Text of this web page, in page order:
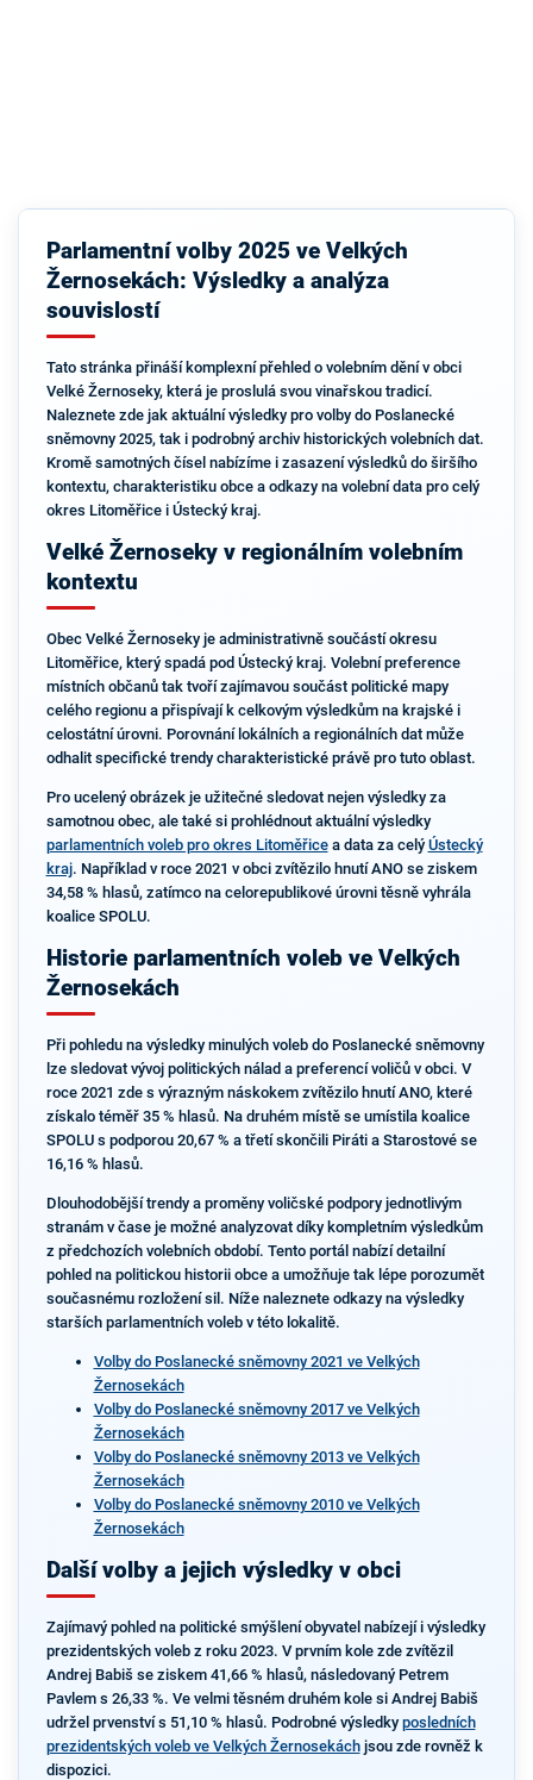
Parlamentní volby 2025 ve Velkých
Žernosekách: Výsledky a analýza
souvislostí
Tato stránka přináší komplexní přehled o volebním dění v obci
Velké Žernoseky, která je proslulá svou vinařskou tradicí.
Naleznete zde jak aktuální výsledky pro volby do Poslanecké
sněmovny 2025, tak i podrobný archiv historických volebních dat.
Kromě samotných čísel nabízíme i zasazení výsledků do širšího
kontextu, charakteristiku obce a odkazy na volební data pro celý
okres Litoměřice i Ústecký kraj.
Velké Žernoseky v regionálním volebním
kontextu
Obec Velké Žernoseky je administrativně součástí okresu
Litoměřice, který spadá pod Ústecký kraj. Volební preference
místních občanů tak tvoří zajímavou součást politické mapy
celého regionu a přispívají k celkovým výsledkům na krajské i
celostátní úrovni. Porovnání lokálních a regionálních dat může
odhalit specifické trendy charakteristické právě pro tuto oblast.
Pro ucelený obrázek je užitečné sledovat nejen výsledky za
samotnou obec, ale také si prohlédnout aktuální výsledky
parlamentních voleb pro okres Litoměřicea data za celý Ústecký
kraj. Například v roce 2021 v obci zvítězilo hnutí ANO se ziskem
34,58 % hlasů, zatímco na celorepublikové úrovni těsně vyhrála
koalice SPOLU.
Historie parlamentních voleb ve Velkých
Žernosekách
Při pohledu na výsledky minulých voleb do Poslanecké sněmovny
lze sledovat vývoj politických nálad a preferencí voličů v obci. V
roce 2021 zde s výrazným náskokem zvítězilo hnutí ANO, které
získalo téměř 35 % hlasů. Na druhém místě se umístila koalice
SPOLU s podporou 20,67 % a třetí skončili Piráti a Starostové se
16,16 % hlasů.
Dlouhodobější trendy a proměny voličské podpory jednotlivým
stranám v čase je možné analyzovat díky kompletním výsledkům
z předchozích volebních období. Tento portál nabízí detailní
pohled na politickou historii obce a umožňuje tak lépe porozumět
současnému rozložení sil. Níže naleznete odkazy na výsledky
starších parlamentních voleb v této lokalitě.
Volby do Poslanecké sněmovny 2021 ve Velkých
Žernosekách
Volby do Poslanecké sněmovny 2017 ve Velkých
Žernosekách
Volby do Poslanecké sněmovny 2013 ve Velkých
Žernosekách
Volby do Poslanecké sněmovny 2010 ve Velkých
Žernosekách
Další volby a jejich výsledky v obci
Zajímavý pohled na politické smýšlení obyvatel nabízejí i výsledky
prezidentských voleb z roku 2023. V prvním kole zde zvítězil
Andrej Babiš se ziskem 41,66 % hlasů, následovaný Petrem
Pavlem s 26,33 %. Ve velmi těsném druhém kole si Andrej Babiš
udržel prvenství s 51,10 % hlasů. Podrobné výsledky posledních
prezidentských voleb ve Velkých Žernosekáchjsou zde rovněž k
dispozici.